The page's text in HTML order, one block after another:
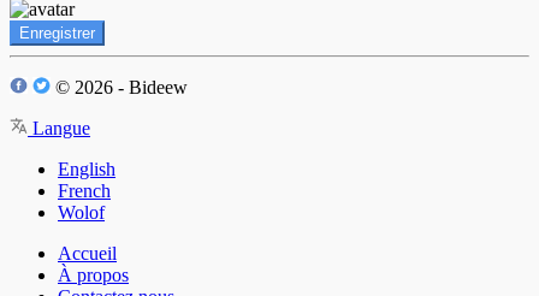
Enregistrer
© 2026 - Bideew
Langue
English
French
Wolof
Accueil
À propos